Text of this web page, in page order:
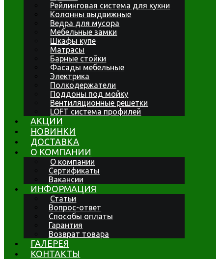
Рейлинговая система для кухни
Колонны выдвижные
Ведра для мусора
Мебельные замки
Шкафы купе
Матрасы
Барные стойки
Фасады мебельные
Электрика
Полкодержатели
Поддоны под мойку
Вентиляционные решетки
LOFT система профилей
АКЦИИ
НОВИНКИ
ДОСТАВКА
О КОМПАНИИ
О компании
Сертификаты
Вакансии
ИНФОРМАЦИЯ
Статьи
Вопрос-ответ
Способы оплаты
Гарантия
Возврат товара
ГАЛЕРЕЯ
КОНТАКТЫ